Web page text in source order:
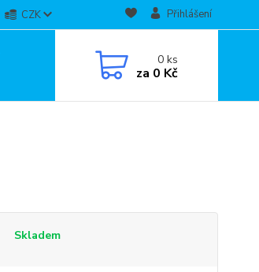
CZK Přihlášení
0ks
za 0 Kč
Skladem